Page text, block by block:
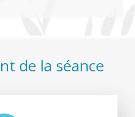
de la séance